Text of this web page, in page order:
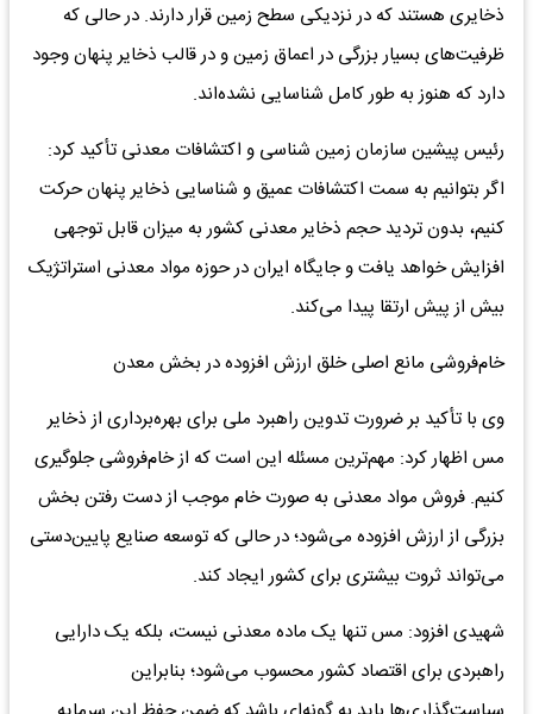
ذخایری هستند که در نزدیکی سطح زمین قرار دارند. در حالی که
ظرفیت‌های بسیار بزرگی در اعماق زمین و در قالب ذخایر پنهان وجود
دارد که هنوز به طور کامل شناسایی نشده‌اند.
رئیس پیشین سازمان زمین شناسی و اکتشافات معدنی تأکید کرد:
اگر بتوانیم به سمت اکتشافات عمیق و شناسایی ذخایر پنهان حرکت
کنیم، بدون تردید حجم ذخایر معدنی کشور به میزان قابل توجهی
افزایش خواهد یافت و جایگاه ایران در حوزه مواد معدنی استراتژیک
بیش از پیش ارتقا پیدا می‌کند.
خام‌فروشی مانع اصلی خلق ارزش افزوده در بخش معدن
وی با تأکید بر ضرورت تدوین راهبرد ملی برای بهره‌برداری از ذخایر
مس اظهار کرد: مهم‌ترین مسئله این است که از خام‌فروشی جلوگیری
کنیم. فروش مواد معدنی به صورت خام موجب از دست رفتن بخش
بزرگی از ارزش افزوده می‌شود؛ در حالی که توسعه صنایع پایین‌دستی
می‌تواند ثروت بیشتری برای کشور ایجاد کند.
شهیدی افزود: مس تنها یک ماده معدنی نیست، بلکه یک دارایی
راهبردی برای اقتصاد کشور محسوب می‌شود؛ بنابراین